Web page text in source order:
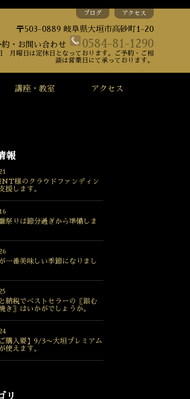
ブログ アクセス
〒503-0889 岐阜県大垣市高砂町1-20
約・お問い合わせ
0584-81-1290
月曜日は定休日となっております。ご予約・ご相
談は営業日にて承っております。
講座・教室 アクセス
報
様のクラウドファンディン
援します。
祭りは節分過ぎから準備しま
一番美味しい季節になりまし
納税でベストセラーの〖銀む
き〗はいかがでしょうか。
ご購入要】9/3〜大垣プレミアム
使えます。
リ